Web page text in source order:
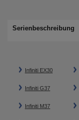
Serienbeschreibung
Infiniti EX30
Infiniti G37
Infiniti M37